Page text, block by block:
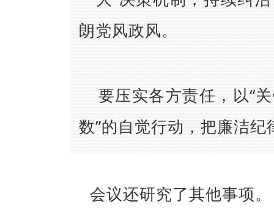
朗党风政风。
要压实各方责任，以“
数”的自觉行动，把廉洁
会议还研究了其他事项。